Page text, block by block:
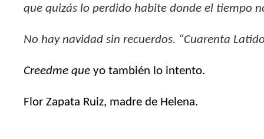
que quizás lo perdido habite donde el tiempo
No hay navidad sin recuerdos. “Cuarenta
Creedme que yo también lo intento.
Flor Zapata Ruiz, madre de Helena.